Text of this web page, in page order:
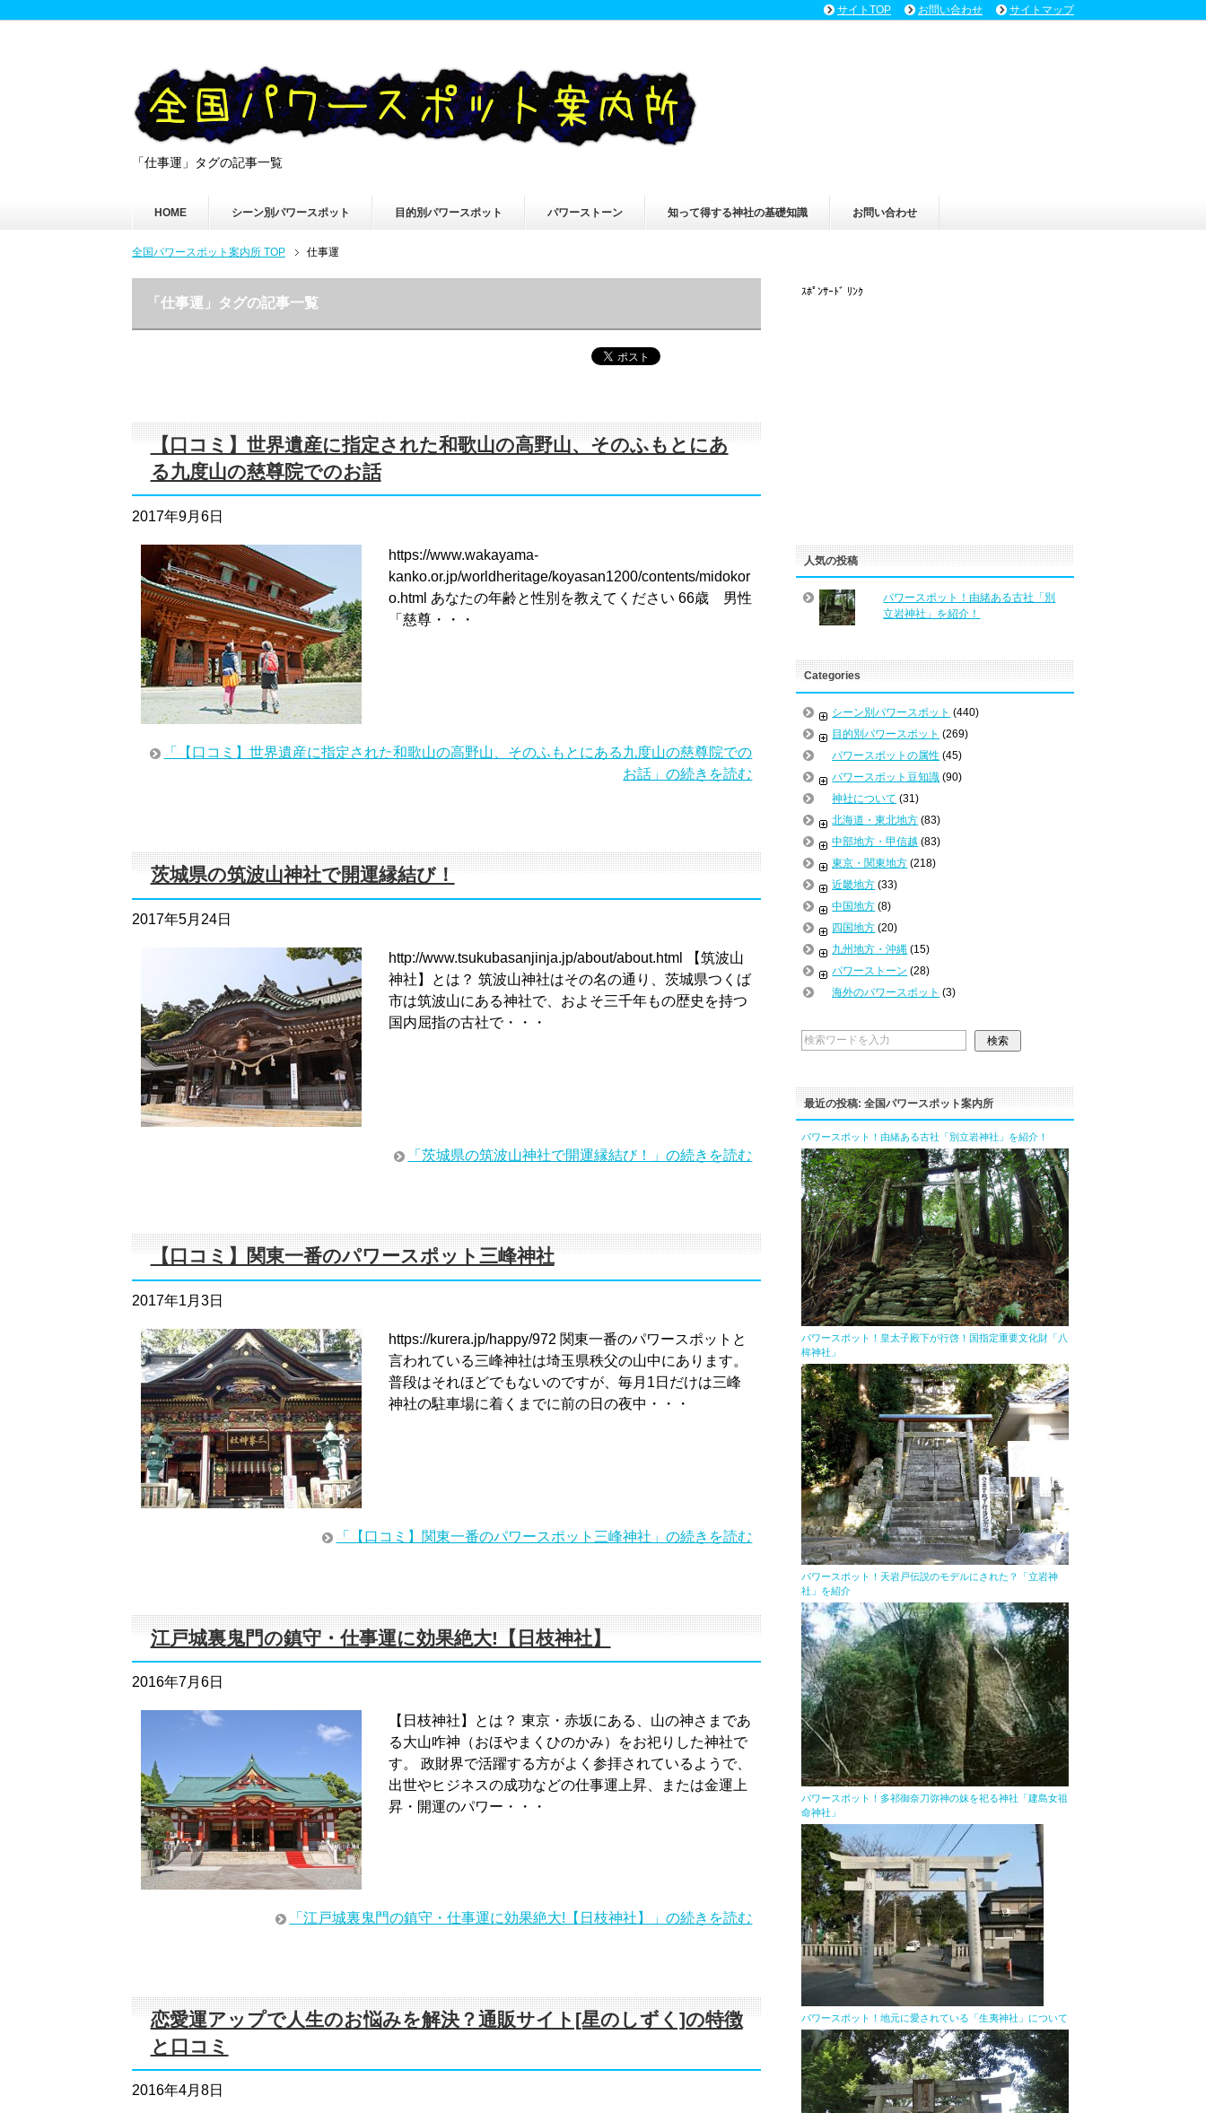
「仕事運」タグの記事一覧
HOME シーン別パワースポット 目的別パワースポット パワーストーン 知って得する神社の基礎知識 お問い合わせ
全国パワースポット案内所 TOP 仕事運
「仕事運」タグの記事一覧
【口コミ】世界遺産に指定された和歌山の高野山、そのふもとにあ
る九度山の慈尊院でのお話
2017年9月6日
https://www.wakayama-
kanko.or.jp/worldheritage/koyasan1200/contents/midokor
o.html あなたの年齢と性別を教えてください 66歳 男性
「慈尊・・・
「【口コミ】世界遺産に指定された和歌山の高野山、そのふもとにある九度山の慈尊院での
お話」の続きを読む
茨城県の筑波山神社で開運縁結び！
2017年5月24日
http://www.tsukubasanjinja.jp/about/about.html 【筑波山
神社】とは？ 筑波山神社はその名の通り、茨城県つくば
市は筑波山にある神社で、およそ三千年もの歴史を持つ
国内屈指の古社で・・・
「茨城県の筑波山神社で開運縁結び！」の続きを読む
【口コミ】関東一番のパワースポット三峰神社
2017年1月3日
https://kurera.jp/happy/972 関東一番のパワースポットと
言われている三峰神社は埼玉県秩父の山中にあります。
普段はそれほどでもないのですが、毎月1日だけは三峰
神社の駐車場に着くまでに前の日の夜中・・・
「【口コミ】関東一番のパワースポット三峰神社」の続きを読む
江戸城裏鬼門の鎮守・仕事運に効果絶大!【日枝神社】
2016年7月6日
【日枝神社】とは？ 東京・赤坂にある、山の神さまであ
る大山咋神（おほやまくひのかみ）をお祀りした神社で
す。 政財界で活躍する方がよく参拝されているようで、
出世やヒジネスの成功などの仕事運上昇、または金運上
昇・開運のパワー・・・
「江戸城裏鬼門の鎮守・仕事運に効果絶大!【日枝神社】」の続きを読む
恋愛運アップで人生のお悩みを解決？通販サイト[星のしずく]の特徴
と口コミ
2016年4月8日
ｽﾎﾟﾝｻｰﾄﾞ ﾘﾝｸ
人気の投稿
パワースポット！由緒ある古社「別
立岩神社」を紹介！
Categories
シーン別パワースポット (440)
目的別パワースポット (269)
パワースポットの属性 (45)
パワースポット豆知識 (90)
神社について (31)
北海道・東北地方 (83)
中部地方・甲信越 (83)
東京・関東地方 (218)
近畿地方 (33)
中国地方 (8)
四国地方 (20)
九州地方・沖縄 (15)
パワーストーン (28)
海外のパワースポット (3)
最近の投稿: 全国パワースポット案内所
パワースポット！由緒ある古社「別立岩神社」を紹介！
パワースポット！皇太子殿下が行啓！国指定重要文化財「八
桙神社」
パワースポット！天岩戸伝説のモデルにされた？「立岩神
社」を紹介
パワースポット！多祁御奈刀弥神の妹を祀る神社「建島女祖
命神社」
パワースポット！地元に愛されている「生夷神社」について
サイトTOP お問い合わせ サイトマップ